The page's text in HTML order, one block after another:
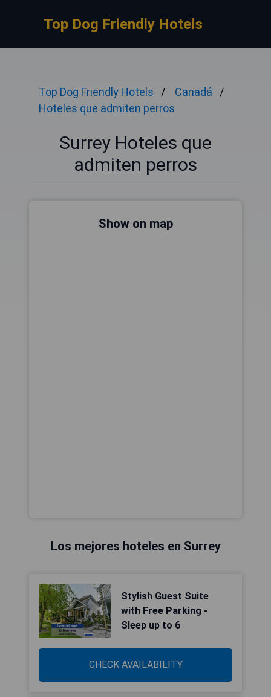
Top Dog Friendly Hotels
Top Dog Friendly Hotels
Canadá
Hoteles que admiten perros
Surrey Hoteles que
admiten perros
Show on map
Los mejores hoteles en Surrey
Stylish Guest Suite
with Free Parking -
Sleep up to 6
CHECK AVAILABILITY